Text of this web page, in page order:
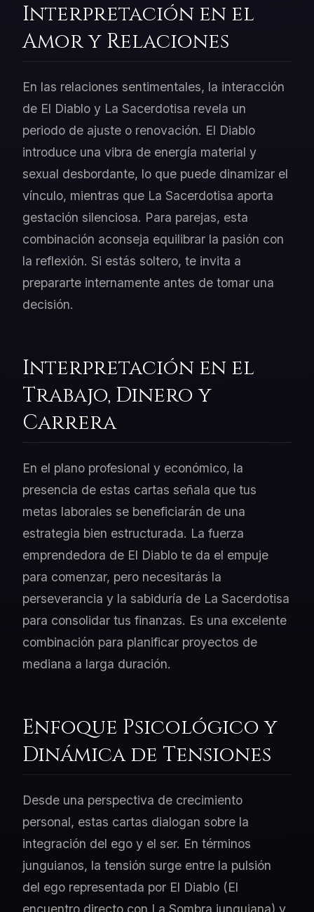
Interpretación en el
Amor y Relaciones
En las relaciones sentimentales, la interacción
de El Diablo y La Sacerdotisa revela un
periodo de ajuste o renovación. El Diablo
introduce una vibra de energía material y
sexual desbordante, lo que puede dinamizar el
vínculo, mientras que La Sacerdotisa aporta
gestación silenciosa. Para parejas, esta
combinación aconseja equilibrar la pasión con
la reflexión. Si estás soltero, te invita a
prepararte internamente antes de tomar una
decisión.
Interpretación en el
Trabajo, Dinero y
Carrera
En el plano profesional y económico, la
presencia de estas cartas señala que tus
metas laborales se beneficiarán de una
estrategia bien estructurada. La fuerza
emprendedora de El Diablo te da el empuje
para comenzar, pero necesitarás la
perseverancia y la sabiduría de La Sacerdotisa
para consolidar tus finanzas. Es una excelente
combinación para planificar proyectos de
mediana a larga duración.
Enfoque Psicológico y
Dinámica de Tensiones
Desde una perspectiva de crecimiento
personal, estas cartas dialogan sobre la
integración del ego y el ser. En términos
junguianos, la tensión surge entre la pulsión
del ego representada por El Diablo (El